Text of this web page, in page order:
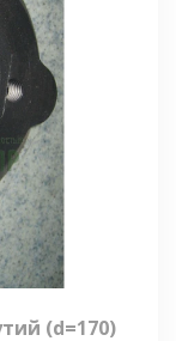
(d=170)